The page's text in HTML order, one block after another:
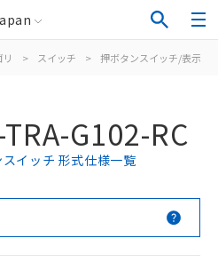
> スイッチ > 押ボタンスイッチ/表示灯
G102-RC
イッチ 形式仕様一覧